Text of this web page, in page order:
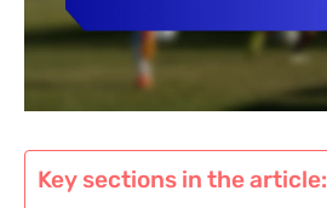
Key sections in the article: